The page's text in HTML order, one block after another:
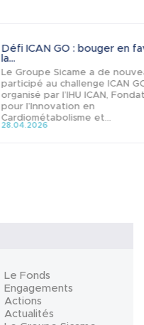
Défi ICAN GO : bouger en
la...
Le Groupe Sicame a de
participé au challenge ICAN
organisé par l’IHU ICAN,
pour l’Innovation en
Cardiométabolisme et...
28.04.2026
Le Fonds
Engagements
Actions
Actualités